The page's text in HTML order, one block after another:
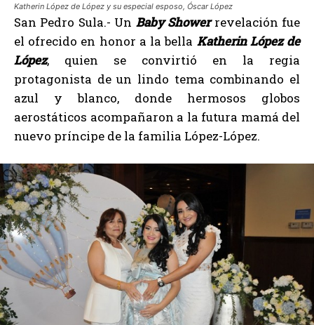
Katherin López de López y su especial esposo, Óscar López
San Pedro Sula.- Un Baby Showerrevelación fue
el ofrecido en honor a la bella Katherin López de
López, quien se convirtió en la regia
protagonista de un lindo tema combinando el
azul y blanco, donde hermosos globos
aerostáticos acompañaron a la futura mamá del
nuevo príncipe de la familia López-López.